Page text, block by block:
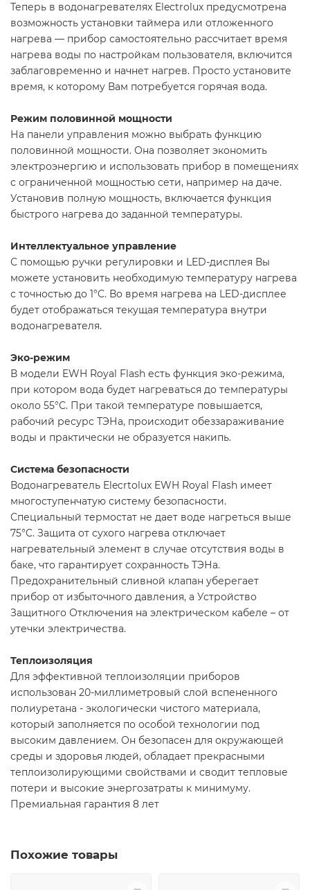
Теперь в водонагревателях Electrolux предусмотрена
возможность установки таймера или отложенного
нагрева — прибор самостоятельно рассчитает время
нагрева воды по настройкам пользователя, включится
заблаговременно и начнет нагрев. Просто установите
время, к которому Вам потребуется горячая вода.
Режим половинной мощности
На панели управления можно выбрать функцию
половинной мощности. Она позволяет экономить
электроэнергию и использовать прибор в помещениях
с ограниченной мощностью сети, например на даче.
Установив полную мощность, включается функция
быстрого нагрева до заданной температуры.
Интеллектуальное управление
С помощью ручки регулировки и LED-дисплея Вы
можете установить необходимую температуру нагрева
с точностью до 1°C. Во время нагрева на LED-дисплее
будет отображаться текущая температура внутри
водонагревателя.
Эко-режим
В модели EWH Royal Flash есть функция эко-режима,
при котором вода будет нагреваться до температуры
около 55°С. При такой температуре повышается,
рабочий ресурс ТЭНа, происходит обеззараживание
воды и практически не образуется накипь.
Система безопасности
Водонагреватель Elecrtolux EWH Royal Flash имеет
многоступенчатую систему безопасности.
Специальный термостат не дает воде нагреться выше
75°C. Защита от сухого нагрева отключает
нагревательный элемент в случае отсутствия воды в
баке, что гарантирует сохранность ТЭНа.
Предохранительный сливной клапан уберегает
прибор от избыточного давления, а Устройство
Защитного Отключения на электрическом кабеле – от
утечки электричества.
Теплоизоляция
Для эффективной теплоизоляции приборов
использован 20-миллиметровый слой вспененного
полиуретана - экологически чистого материала,
который заполняется по особой технологии под
высоким давлением. Он безопасен для окружающей
среды и здоровья людей, обладает прекрасными
теплоизолирующими свойствами и сводит тепловые
потери и высокие энергозатраты к минимуму.
Премиальная гарантия 8 лет
Похожие товары